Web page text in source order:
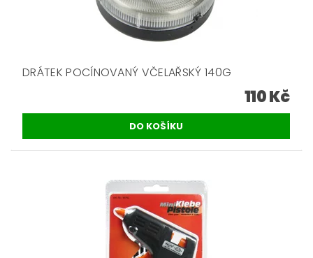
DRÁTEK POCÍNOVANÝ VČELAŘSKÝ 140G
110 Kč